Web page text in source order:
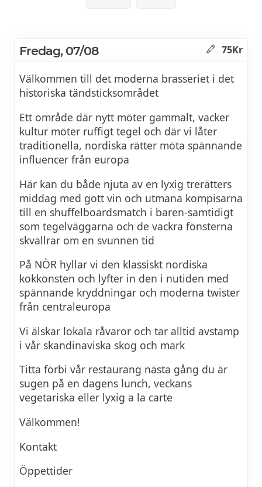
Fredag, 07/08 75Kr
Välkommen till det moderna brasseriet i det
historiska tändsticksområdet
Ett område där nytt möter gammalt, vacker
kultur möter ruffigt tegel och där vi låter
traditionella, nordiska rätter möta spännande
influencer från europa
Här kan du både njuta av en lyxig trerätters
middag med gott vin och utmana kompisarna
till en shuffelboardsmatch i baren-samtidigt
som tegelväggarna och de vackra fönsterna
skvallrar om en svunnen tid
På NÒR hyllar vi den klassiskt nordiska
kokkonsten och lyfter in den i nutiden med
spännande kryddningar och moderna twister
från centraleuropa
Vi älskar lokala råvaror och tar alltid avstamp
i vår skandinaviska skog och mark
Titta förbi vår restaurang nästa gång du är
sugen på en dagens lunch, veckans
vegetariska eller lyxig a la carte
Välkommen!
Kontakt
Öppettider